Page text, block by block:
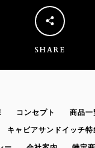
SHARE
コンセプト 商品一
キャビアサンドイッチ特